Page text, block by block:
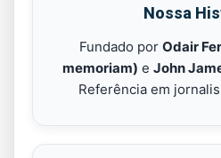
Nossa
Fundado por Odair
memoriam) e John
Referência em